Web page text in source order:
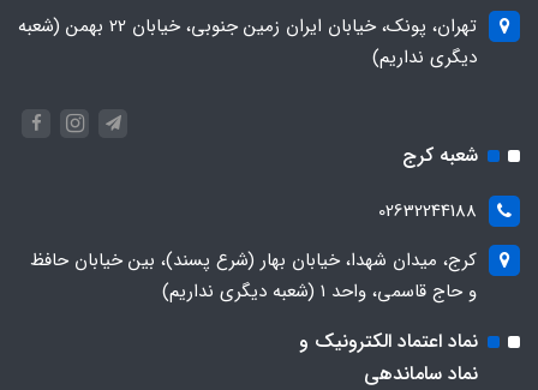
تهران، پونک، خیابان ایران زمین جنوبی، خیابان 22 بهمن (شعبه
دیگری نداریم)
شعبه کرج
02632244188
کرج، میدان شهدا، خیابان بهار (شرع پسند)، بین خیابان حافظ
و حاج قاسمی، واحد ۱ (شعبه دیگری نداریم)
نماد اعتماد الکترونیک و
نماد ساماندهی